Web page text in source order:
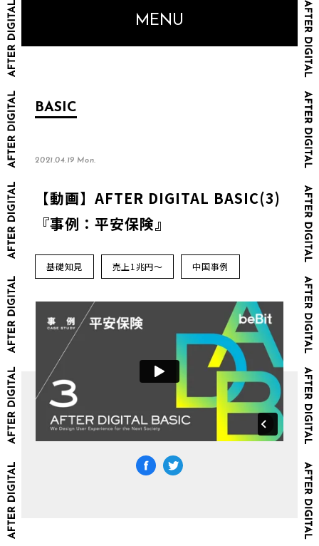
MENU
BASIC
2021.04.19 Mon.
【動画】AFTER DIGITAL BASIC(3)
『事例：平安保険』
基礎知見 売上1兆円～ 中国事例